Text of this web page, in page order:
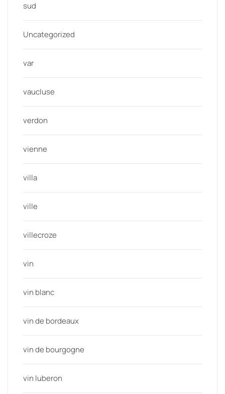
sud
Uncategorized
var
vaucluse
verdon
vienne
villa
ville
villecroze
vin
vin blanc
vin de bordeaux
vin de bourgogne
vin luberon